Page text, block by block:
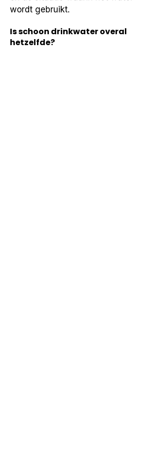
wordt gebruikt.
Is schoon drinkwater overal
hetzelfde?